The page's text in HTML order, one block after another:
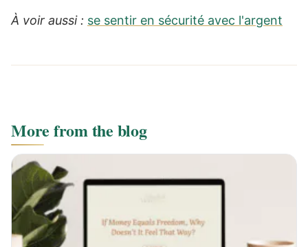
À voir aussi : se sentir en sécurité avec l'argent
More from the blog